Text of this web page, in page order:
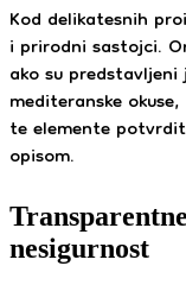
Kod delikatesnih
i prirodni sastojci.
ako su
mediteranske
te elemente
opisom.
nesigurnost